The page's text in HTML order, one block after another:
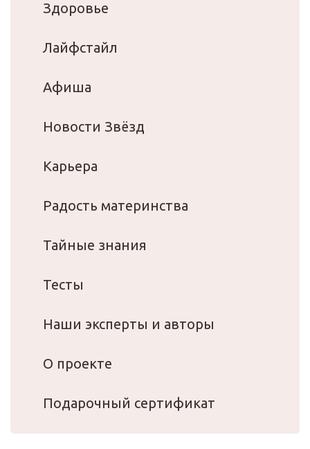
Здоровье
Лайфстайл
Афиша
Новости Звёзд
Карьера
Радость материнства
Тайные знания
Тесты
Наши эксперты и авторы
О проекте
Подарочный сертификат